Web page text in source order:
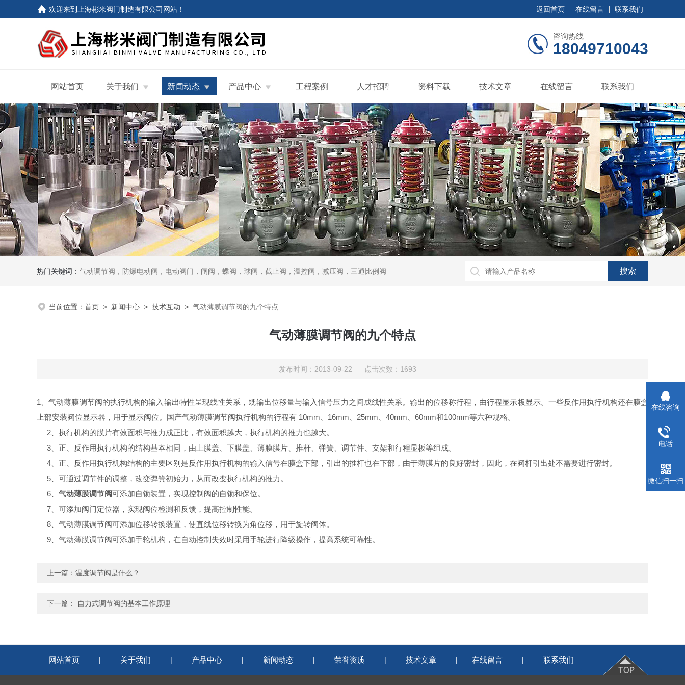
欢迎来到 上海彬米阀门制造有限公司网站 ！ 返回首页 在线留言 联系我们
咨询热线
18049710043
网站首页 关于我们 新闻动态 产品中心 工程案例 人才招聘 资料下载 技术文章 在线留言 联系我们
热门关键词： 气动调节阀，防爆电动阀，电动阀门，闸阀，蝶阀，球阀，截止阀，温控阀，减压阀，三通比例阀
当前位置： 首页 > 新闻中心 > 技术互动 > 气动薄膜调节阀的九个特点
气动薄膜调节阀的九个特点
发布时间：2013-09-22 点击次数：1693
1
、气动薄膜调节阀的执行机构的输入输出特性呈现线性关系，既输出位移量与输入信号压力之间成线性关系。输出的位移称行程，由行程显示板显示。一些反作用执行机构还在膜盒
上部安装阀位显示器，用于显示阀位。国产气动薄膜调节阀执行机构的行程有 10mm 16mm 25mm 40mm 60mm和100mm等六种规格。
2 、执行机构的膜片有效面积与推力成正比，有效面积越大，执行机构的推力也越大。
3 、正、反作用执行机构的结构基本相同，由上膜盖、下膜盖、薄膜膜片、推杆、弹簧、调节件、支架和行程显板等组成。
4 、正、反作用执行机构结构的主要区别是反作用执行机构的输入信号在膜盒下部，引出的推杆也在下部，由于薄膜片的良好密封，因此，在阀杆引出处不需要进行密封。
5 、可通过调节件的调整，改变弹簧初始力，从而改变执行机构的推力。
6
气动薄膜调节阀可添加自锁装置，实现控制阀的自锁和保位。
7 、可添加阀门定位器，实现阀位检测和反馈，提高控制性能。
8 、气动薄膜调节阀可添加位移转换装置，使直线位移转换为角位移，用于旋转阀体。
9 、气动薄膜调节阀可添加手轮机构，在自动控制失效时采用手轮进行降级操作，提高系统可靠性。
上一篇： 温度调节阀是什么？
下一篇： 自力式调节阀的基本工作原理
网站首页 | 关于我们 | 产品中心 | 新闻动态 | 荣誉资质 | 技术文章 | 在线留言 | 联系我们
在线咨询
电话
微信扫一扫